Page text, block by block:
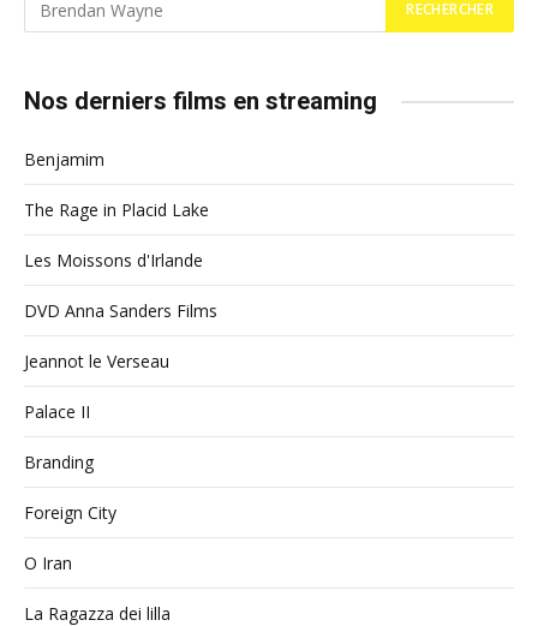
Nos derniers films en streaming
Benjamim
The Rage in Placid Lake
Les Moissons d'Irlande
DVD Anna Sanders Films
Jeannot le Verseau
Palace II
Branding
Foreign City
O Iran
La Ragazza dei lilla